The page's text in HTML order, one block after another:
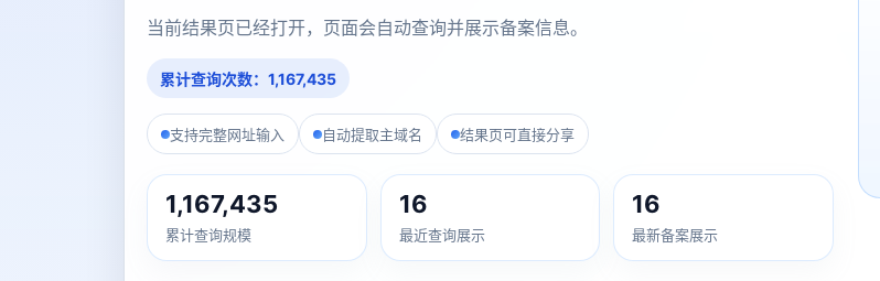
当前结果页已经打开，页面会自动查询并展示备案信息。
累计查询次数：1,167,435
支持完整网址输入 自动提取主域名 结果页可直接分享
1,167,435
累计查询规模
16
最近查询展示
16
最新备案展示